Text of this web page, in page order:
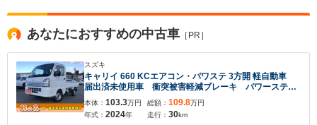
あなたにおすすめの中古車 ［PR］
スズキ
キャリイ 660 KCエアコン・パワステ 3方開 軽自動車
届出済未使用車 衝突被害軽減ブレーキ パワーステア
リング 運転席エアバック 助手席エアバック オート
マチックハイビーム レーンキープアシスト エアコ
ン・クーラー 障害物センサー ABS
本体： 103.3万円
年式： 2024年
総額： 109.8万円
走行： 30km
入力途中の情報を保存しますか？
※次回問い合わせをする際に自動入力されます